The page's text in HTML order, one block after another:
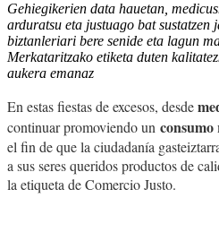
Gehiegikerien data hauetan,
arduratsu eta justuago bat
biztanleriari bere senide eta lagun
Merkataritzako etiketa duten
aukera emanaz
En estas fiestas de excesos, desde
continuar promoviendo un consumo
el fin de que la ciudadanía
a sus seres queridos productos de
la etiqueta de Comercio Justo.